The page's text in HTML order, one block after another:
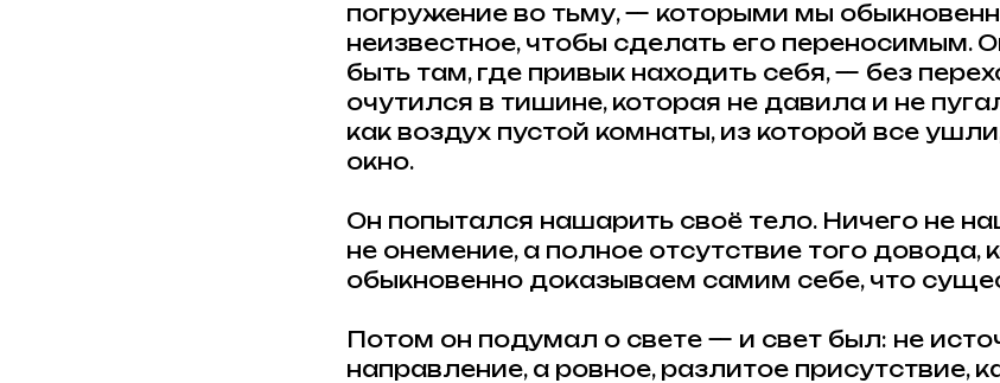
погружение во тьму, — которыми мы
неизвестное, чтобы сделать его переносимым.
быть там, где привык находить себя, — без
очутился в тишине, которая не давила и не
как воздух пустой комнаты, из которой все
окно.
Он попытался нашарить своё тело. Ничего не
не онемение, а полное отсутствие того довода,
обыкновенно доказываем самим себе, что
Потом он подумал о свете — и свет был: не
направление, а ровное, разлитое присутствие,